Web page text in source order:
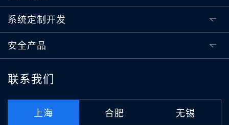
系统定制开发
安全产品
联系我们
上海 合肥 无锡